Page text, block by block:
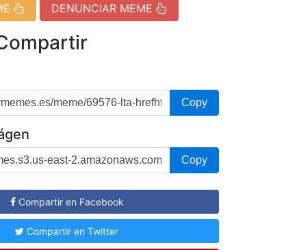
DENUNCIAR MEME
Copy
Copy
Compartir en Facebook
Compartir en Twitter